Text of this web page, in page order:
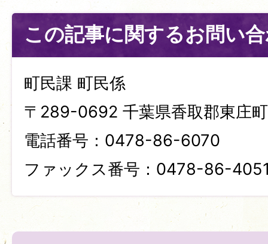
この記事に関するお問い
町民課 町民係
〒289-0692 千葉県香取郡東庄
電話番号：0478-86-6070
ファックス番号：0478-86-